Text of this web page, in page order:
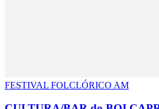
FESTIVAL FOLCLÓRICO AM